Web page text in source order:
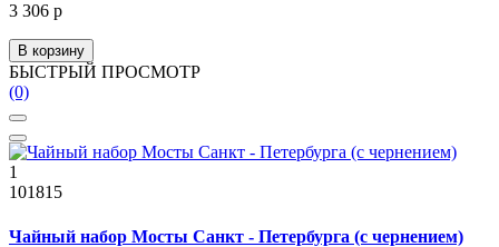
3 306 р
В корзину
БЫСТРЫЙ ПРОСМОТР
(0)
1
101815
Чайный набор Мосты Санкт - Петербурга (с чернением)